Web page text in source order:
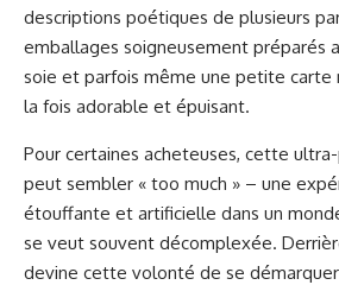
descriptions poétiques de plusieurs
emballages soigneusement préparés
soie et parfois même une petite carte
la fois adorable et épuisant.
Pour certaines acheteuses, cette
peut sembler « too much » – une
étouffante et artificielle dans un
se veut souvent décomplexée.
devine cette volonté de se démarquer